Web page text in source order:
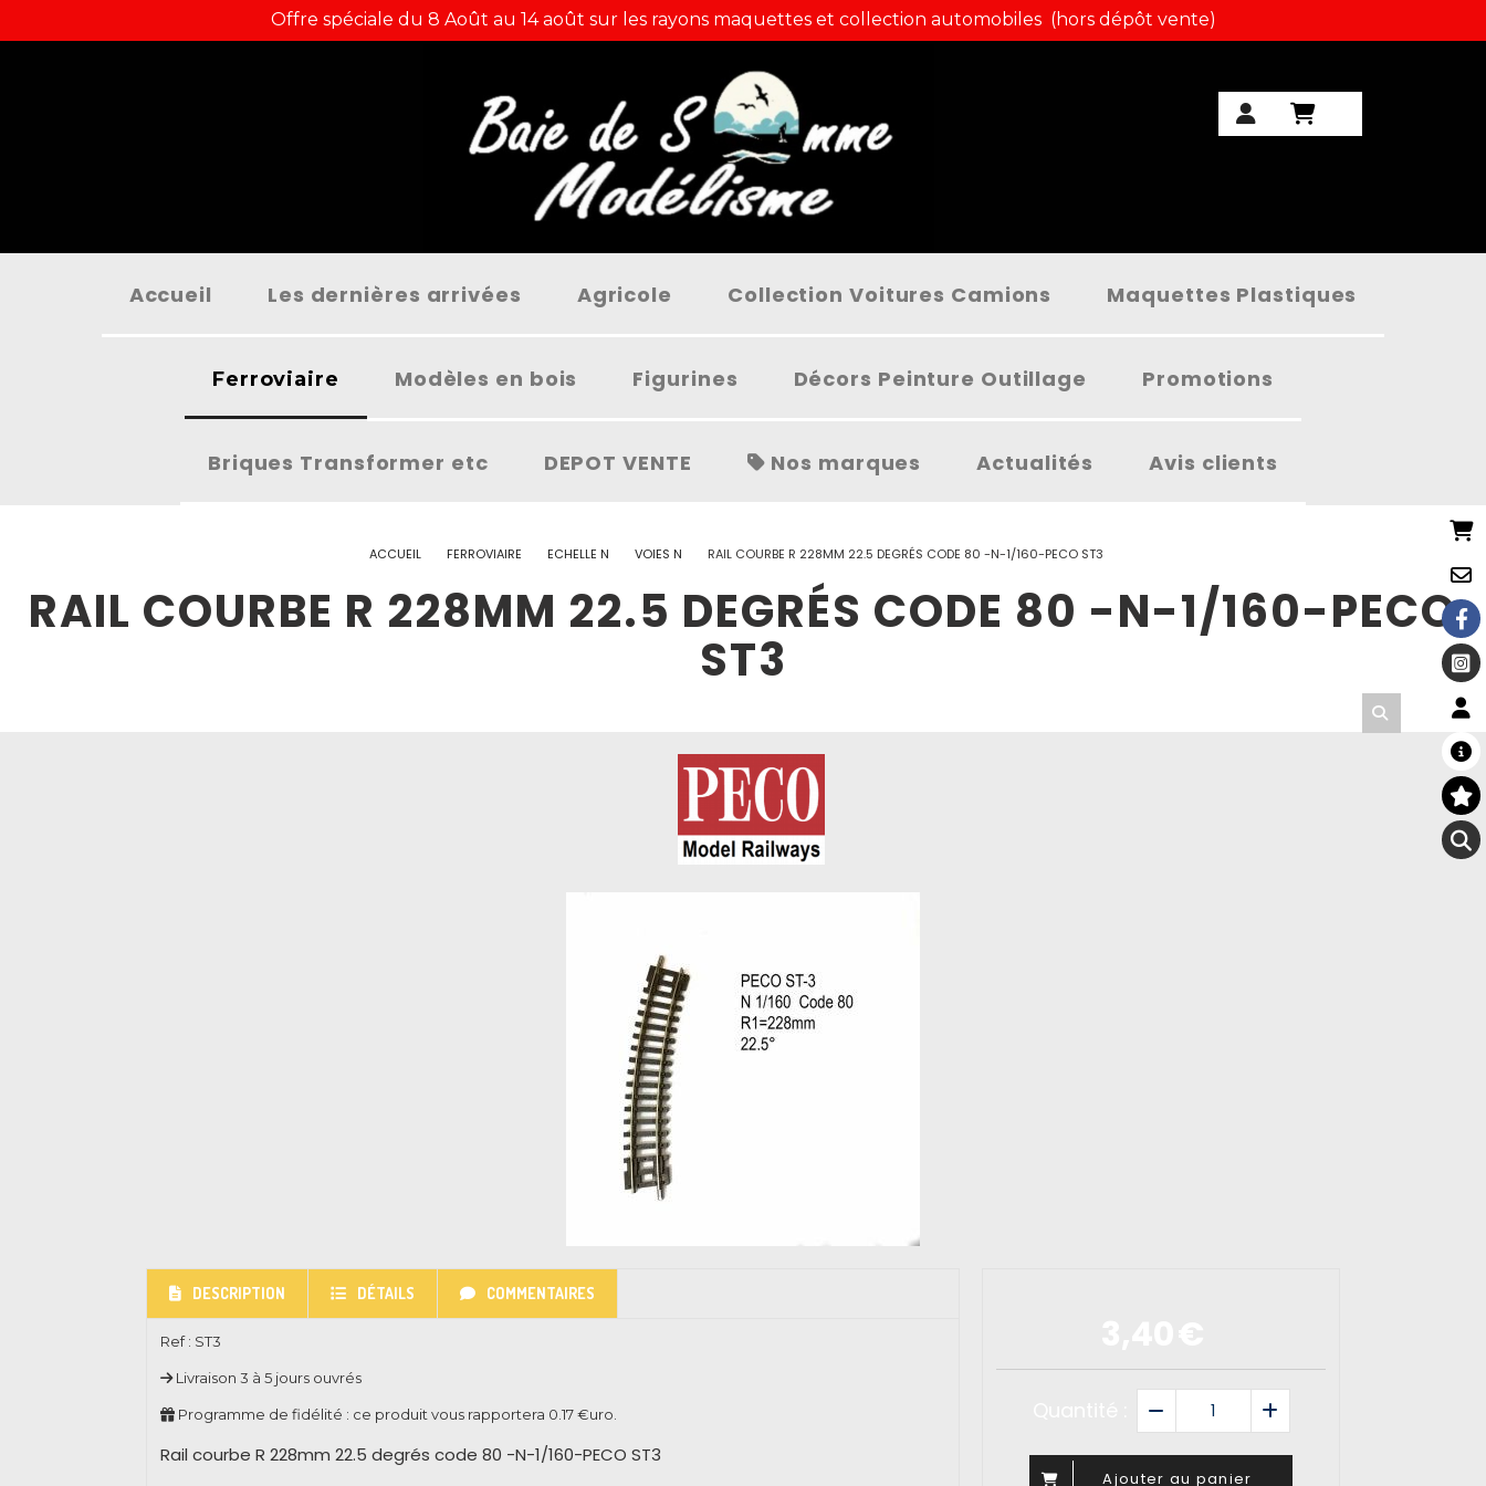
Offre spéciale du 8 Août au 14 août sur les rayons maquettes et collection automobiles (hors dépôt vente)
Accueil Les dernières arrivées Agricole Collection Voitures Camions Maquettes Plastiques
Ferroviaire Modèles en bois Figurines Décors Peinture Outillage Promotions
Briques Transformer etc DEPOT VENTE Nos marques Actualités Avis clients
ACCUEIL FERROVIAIRE ECHELLE N VOIES N RAIL COURBE R 228MM 22.5 DEGRÉS CODE 80 -N-1/160-PECO ST3
RAIL COURBE R 228MM 22.5 DEGRÉS CODE 80 -N-1/160-PECO
ST3
Ajouter au panier
DESCRIPTION DÉTAILS COMMENTAIRES
Ref : ST3
Livraison 3 à 5 jours ouvrés
Programme de fidélité : ce produit vous rapportera 0.17€uro.
Rail courbe R 228mm 22.5 degrés code 80 -N-1/160-PECO ST3